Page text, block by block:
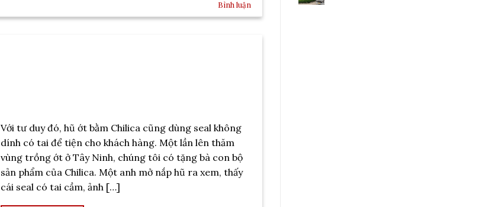
Bình luận
Với tư duy đó, hũ ớt bằm Chilica cũng dùng seal không
dính có tai để tiện cho khách hàng. Một lần lên thăm
vùng trồng ớt ở Tây Ninh, chúng tôi có tặng bà con bộ
sản phẩm của Chilica. Một anh mở nắp hũ ra xem, thấy
cái seal có tai cầm, ảnh […]